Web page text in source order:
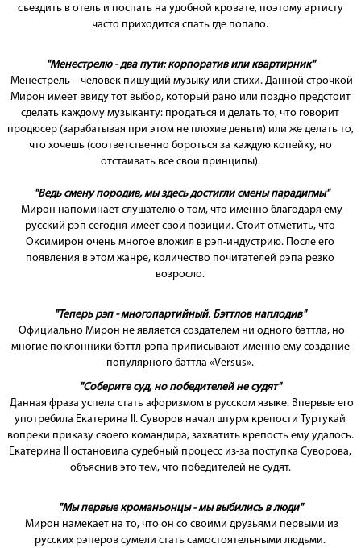
съездить в отель и поспать на удобной кровате, поэтому артисту
часто приходится спать где попало.
"Менестрелю - два пути: корпоратив или квартирник"
Менестрель – человек пишущий музыку или стихи. Данной строчкой
Мирон имеет ввиду тот выбор, который рано или поздно предстоит
сделать каждому музыканту: продаться и делать то, что говорит
продюсер (зарабатывая при этом не плохие деньги) или же делать то,
что хочешь (соответственно бороться за каждую копейку, но
отстаивать все свои принципы).
"Ведь смену породив, мы здесь достигли смены парадигмы"
Мирон напоминает слушателю о том, что именно благодаря ему
русский рэп сегодня имеет свои позиции. Стоит отметить, что
Оксимирон очень многое вложил в рэп-индустрию. После его
появления в этом жанре, количество почитателей рэпа резко
возросло.
"Теперь рэп - многопартийный. Бэттлов наплодив"
Официально Мирон не является создателем ни одного бэттла, но
многие поклонники бэттл-рэпа приписывают именно ему создание
популярного баттла «Versus».
"Соберите суд, но победителей не судят"
Данная фраза успела стать афоризмом в русском языке. Впервые его
употребила Екатерина II. Суворов начал штурм крепости Туртукай
вопреки приказу своего командира, захватить крепость ему удалось.
Екатерина II остановила судебный процесс из-за поступка Суворова,
объяснив это тем, что победителей не судят.
"Мы первые кроманьонцы - мы выбились в люди"
Мирон намекает на то, что он со своими друзьями первыми из
русских рэперов сумели стать самостоятельными людьми.